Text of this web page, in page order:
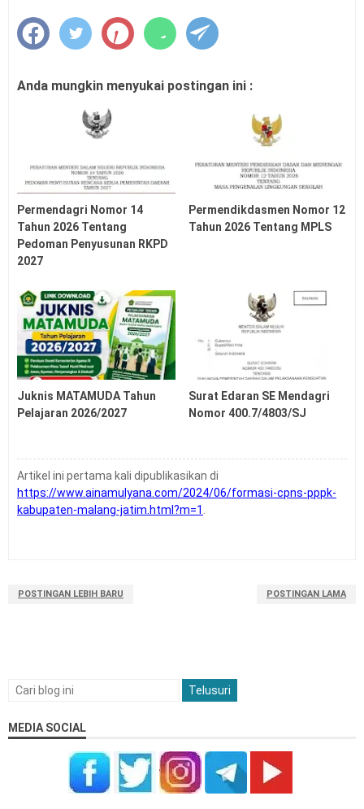
Juknis (Panduan) O2SN SMA SMK Tahun 2026
Juknis (Panduan) O2SN SMP Tahun 2026
KKA Tahun 2026
Informasi Mudik Lebaran 2026
Juknis Penerimaan Murid Baru (PMB) Madrasah
Pedoman (Juknis) Pengelolaan Ijazah SD SMP SMA
SMK Tahun 2026
Latihan Soal OSN SD SMP Tahun 2026
Soal Penilaian Sumatif Satuan Pendidikan SMA Tahun
2026
2026
Soal US USP PSSP ASSP SMP Tahun 2026
Soal US USP ASSP PSSP SD Tahun 2026
Latihan Soal UTBK SNBT Tahun 2026 PDF
Anda mungkin menyukai postingan ini :
Permendagri Nomor 14
Tahun 2026 Tentang
Pedoman Penyusunan RKPD
2027
Permendikdasmen Nomor 12
Tahun 2026 Tentang MPLS
Juknis MATAMUDA Tahun
Pelajaran 2026/2027
Surat Edaran SE Mendagri
Nomor 400.7/4803/SJ
Artikel ini pertama kali dipublikasikan di
https://www.ainamulyana.com/2024/06/formasi-cpns-pppk-
kabupaten-malang-jatim.html?m=1
POSTINGAN LEBIH BARU POSTINGAN LAMA
MEDIA SOCIAL